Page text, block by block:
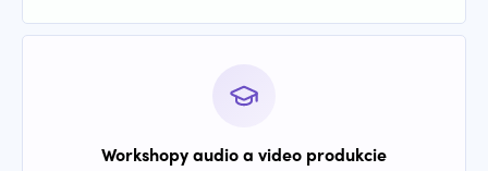
Workshopy audio a video produkcie